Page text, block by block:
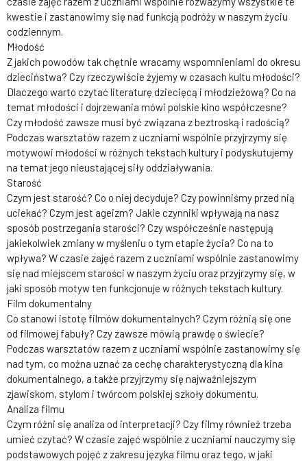
kwestie i zastanowimy się nad funkcją podróży w naszym życiu
codziennym.
Młodość
Z jakich powodów tak chętnie wracamy wspomnieniami do okresu
dzieciństwa? Czy rzeczywiście żyjemy w czasach kultu młodości?
Dlaczego warto czytać literaturę dziecięcą i młodzieżową? Co na
temat młodości i dojrzewania mówi polskie kino współczesne?
Czy młodość zawsze musi być związana z beztroską i radością?
Podczas warsztatów razem z uczniami wspólnie przyjrzymy się
motywowi młodości w różnych tekstach kultury i podyskutujemy
na temat jego nieustającej siły oddziaływania.
Starość
Czym jest starość? Co o niej decyduje? Czy powinniśmy przed nią
uciekać? Czym jest ageizm? Jakie czynniki wpływają na nasz
sposób postrzegania starości? Czy współcześnie następują
jakiekolwiek zmiany w myśleniu o tym etapie życia? Co na to
wpływa? W czasie zajęć razem z uczniami wspólnie zastanowimy
się nad miejscem starości w naszym życiu oraz przyjrzymy się, w
jaki sposób motyw ten funkcjonuje w różnych tekstach kultury.
Film dokumentalny
Co stanowi istotę filmów dokumentalnych? Czym różnią się one
od filmowej fabuły? Czy zawsze mówią prawdę o świecie?
Podczas warsztatów razem z uczniami wspólnie zastanowimy się
nad tym, co można uznać za cechę charakterystyczną dla kina
dokumentalnego, a także przyjrzymy się najważniejszym
zjawiskom, stylom i twórcom polskiej szkoły dokumentu.
Analiza filmu
Czym różni się analiza od interpretacji? Czy filmy również trzeba
umieć czytać? W czasie zajęć wspólnie z uczniami nauczymy się
podstawowych pojęć z zakresu języka filmu oraz tego, w jaki